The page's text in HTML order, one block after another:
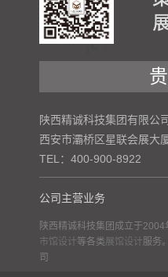
陕西精诚科技集团有限公
西安市灞桥区星联会展大
TEL：400-900-8922
公司主营业务
陕西精诚科技集团成立于
市馆设计等各类 展馆设计 服务
司